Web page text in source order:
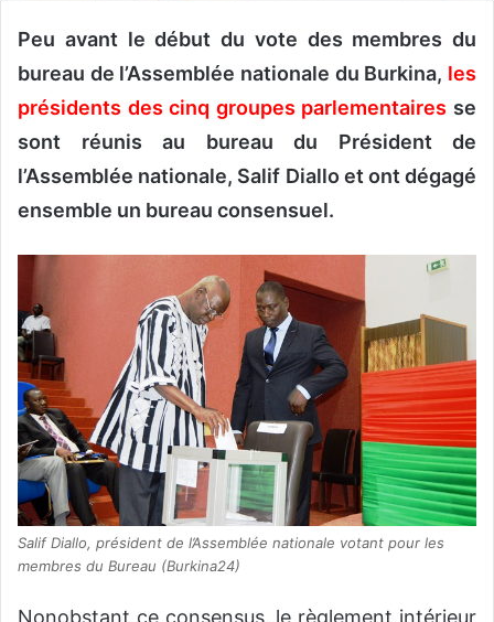
e
l
Peu avant le début du vote des membres du
bureau de l’Assemblée nationale du Burkina, les
présidents des cinq groupes parlementaires se
sont réunis au bureau du Président de
l’Assemblée nationale, Salif Diallo et ont dégagé
ensemble un bureau consensuel.
Salif Diallo, président de l’Assemblée nationale votant pour les
membres du Bureau (Burkina24)
Nonobstant ce consensus, le règlement intérieur